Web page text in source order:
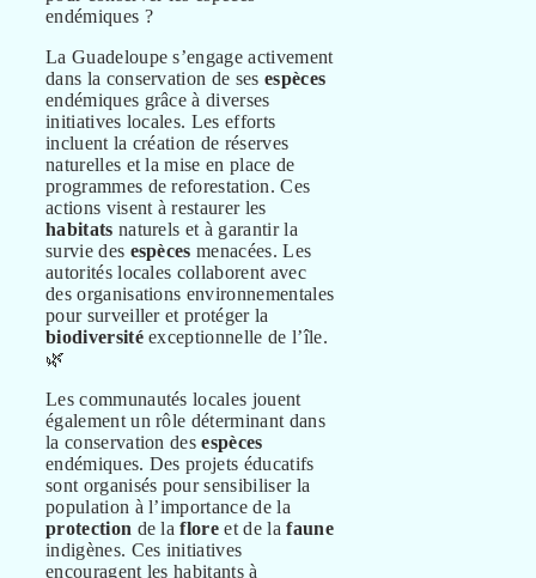
La Guadeloupe s’engage activement
dans la conservation de ses espèces
endémiques grâce à diverses
initiatives locales. Les efforts
incluent la création de réserves
naturelles et la mise en place de
programmes de reforestation. Ces
actions visent à restaurer les
habitats naturels et à garantir la
survie des espèces menacées. Les
autorités locales collaborent avec
des organisations environnementales
pour surveiller et protéger la
biodiversitéexceptionnelle de l’île.
🌿
Les communautés locales jouent
également un rôle déterminant dans
la conservation desespèces
endémiques. Des projets éducatifs
sont organisés pour sensibiliser la
population à l’importance de la
protection de laflore et de lafaune
indigènes. Ces initiatives
encouragent les habitants à